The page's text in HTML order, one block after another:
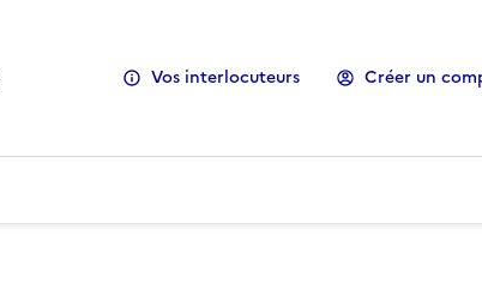
Vos interlocuteurs Créer un